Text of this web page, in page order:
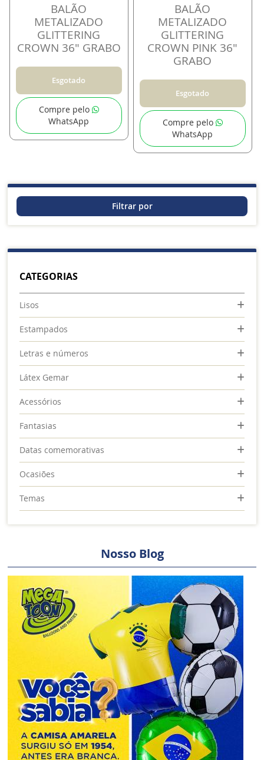
BALÃO
METALIZADO
GLITTERING
CROWN 36" GRABO
Esgotado
Compre pelo
WhatsApp
BALÃO
METALIZADO
GLITTERING
CROWN PINK 36"
GRABO
Esgotado
Compre pelo
WhatsApp
Filtrar por
CATEGORIAS
Lisos
Estampados
Letras e números
Látex Gemar
Acessórios
Fantasias
Datas comemorativas
Ocasiões
Temas
Nosso Blog